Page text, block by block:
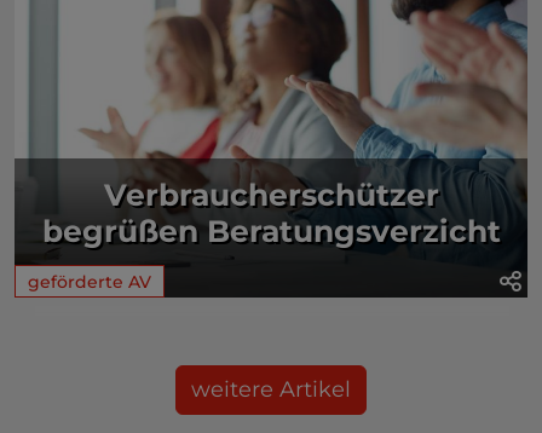
Verbraucherschützer
begrüßen Beratungsverzicht
geförderte AV
weitere Artikel